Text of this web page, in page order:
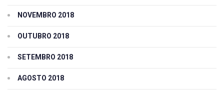
NOVEMBRO 2018
OUTUBRO 2018
SETEMBRO 2018
AGOSTO 2018